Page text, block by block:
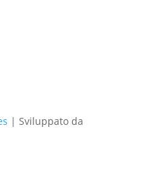
| Sviluppato da